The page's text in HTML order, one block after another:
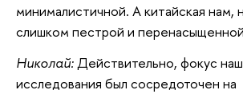
минималистичной. А китайская нам,
слишком пестрой и
Николай:Действительно, фокус
исследования был сосредоточен на